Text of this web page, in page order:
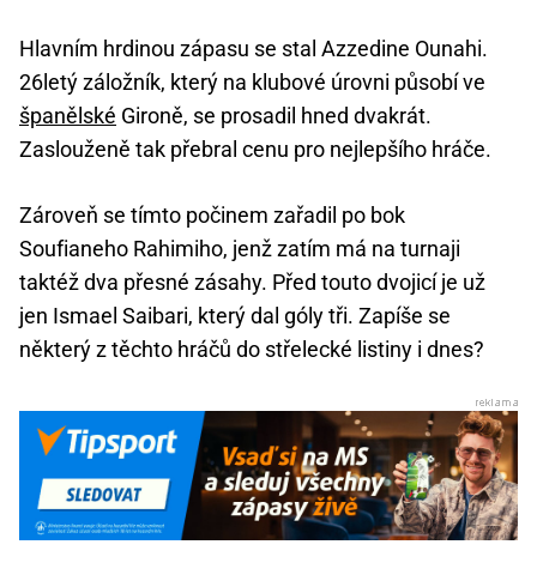
Hlavním hrdinou zápasu se stal Azzedine Ounahi.
26letý záložník, který na klubové úrovni působí ve
španělské Gironě, se prosadil hned dvakrát.
Zaslouženě tak přebral cenu pro nejlepšího hráče.
Zároveň se tímto počinem zařadil po bok
Soufianeho Rahimiho, jenž zatím má na turnaji
taktéž dva přesné zásahy. Před touto dvojicí je už
jen Ismael Saibari, který dal góly tři. Zapíše se
některý z těchto hráčů do střelecké listiny i dnes?